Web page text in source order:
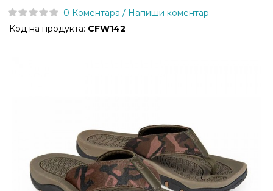
info@trfish.com
продукти
0 Коментара / Напиши коментар
Код на продукта: CFW142